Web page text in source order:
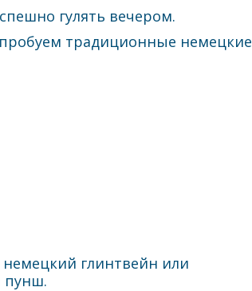
гулять вечером.
традиционные немецкие
глинтвейн или
пунш.